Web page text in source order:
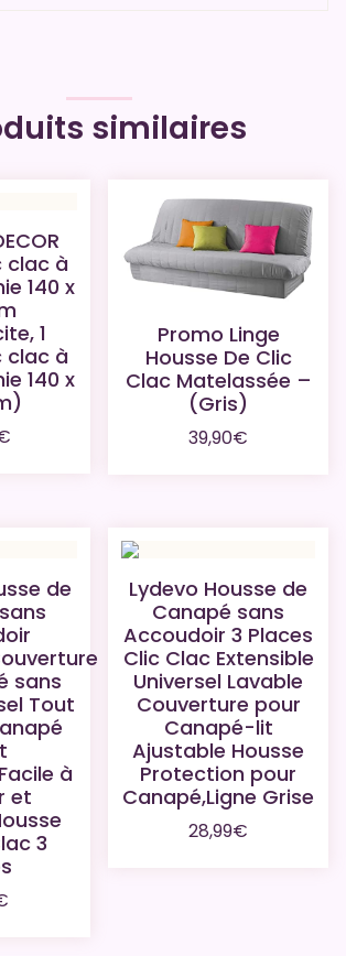
similaires
clac à
140 x
1
clac à
140 x
Promo Linge
Housse De Clic
Clac Matelassée –
(Gris)
39,90€
de
sans
Tout
à
et
3
Lydevo Housse de
Canapé sans
Accoudoir 3 Places
Clic Clac Extensible
Universel Lavable
Couverture pour
Canapé-lit
Ajustable Housse
Protection pour
Canapé,Ligne Grise
28,99€